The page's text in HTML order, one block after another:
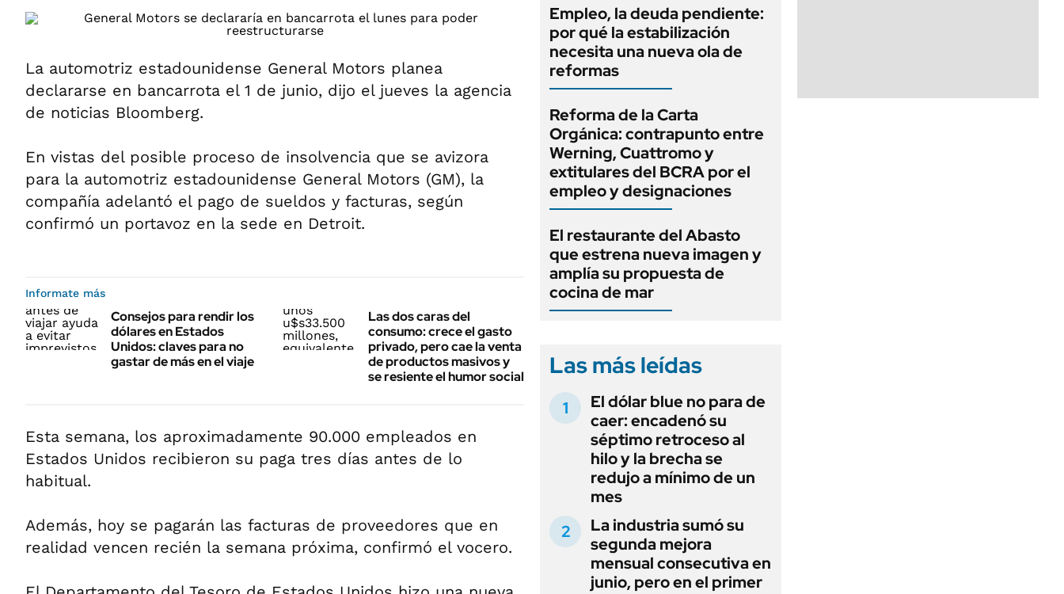
La automotriz estadounidense General Motors planea
declararse en bancarrota el 1 de junio, dijo el jueves la agencia
de noticias Bloomberg.
En vistas del posible proceso de insolvencia que se avizora
para la automotriz estadounidense General Motors (GM), la
compañía adelantó el pago de sueldos y facturas, según
confirmó un portavoz en la sede en Detroit.
Informate más
Consejos para rendir los
dólares en Estados
Unidos: claves para no
gastar de más en el viaje
Las dos caras del
consumo: crece el gasto
privado, pero cae la venta
de productos masivos y
se resiente el humor social
Esta semana, los aproximadamente 90.000 empleados en
Estados Unidos recibieron su paga tres días antes de lo
habitual.
Además, hoy se pagarán las facturas de proveedores que en
realidad vencen recién la semana próxima, confirmó el vocero.
Empleo, la deuda pendiente:
por qué la estabilización
necesita una nueva ola de
reformas
Reforma de la Carta
Orgánica: contrapunto entre
Werning, Cuattromo y
extitulares del BCRA por el
empleo y designaciones
El restaurante del Abasto
que estrena nueva imagen y
amplía su propuesta de
cocina de mar
Las más leídas
El dólar blue no para de
caer: encadenó su
séptimo retroceso al
hilo y la brecha se
redujo a mínimo de un
mes
La industria sumó su
segunda mejora
mensual consecutiva en
junio, pero en el primer